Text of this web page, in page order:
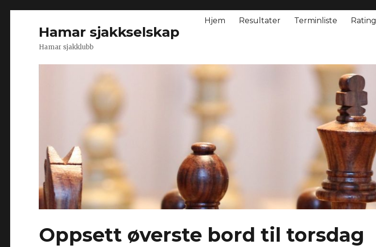
Hamar sjakkselskap
Hamar sjakklubb
Hjem Resultater Terminliste Rating
Oppsett øverste bord til torsdag